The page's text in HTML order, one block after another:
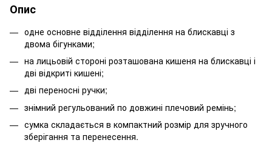
Опис
одне основне відділення відділення на блискавці з
двома бігунками;
на лицьовій стороні розташована кишеня на блискавці і
дві відкриті кишені;
дві переносні ручки;
знімний регульований по довжині плечовий ремінь;
сумка складається в компактний розмір для зручного
зберігання та перенесення.